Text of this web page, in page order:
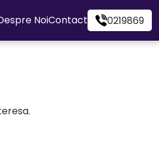
NoiContact 0219869